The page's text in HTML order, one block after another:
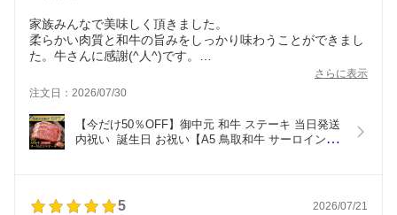
家族みんなで美味しく頂きました。
柔らかい肉質と和牛の旨みをしっかり味わうことができまし
た。牛さんに感謝(^人^)です。
さらに表示
注文日：2026/07/30
【今だけ50％OFF】御中元 和牛 ステーキ 当日発送
内祝い  誕生日 お祝い【A5 鳥取和牛 サーロイン ス
5 2026/07/21